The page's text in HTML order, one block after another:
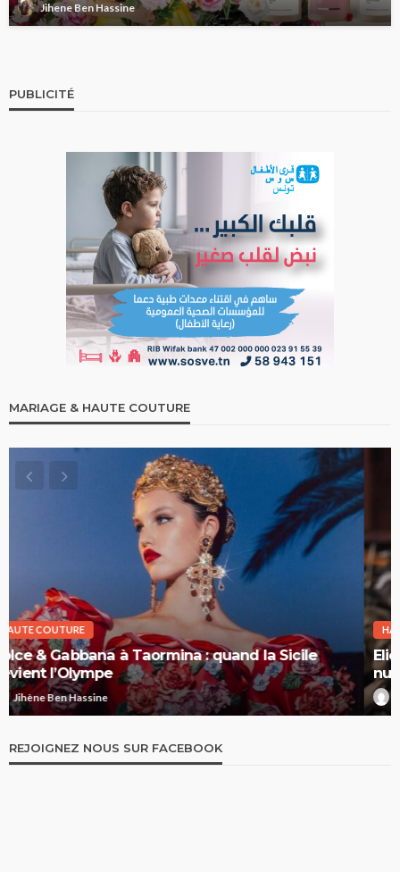
Jihene Ben Hassine
PUBLICITÉ
MARIAGE & HAUTE COUTURE
HAUTE COUTURE
Elie Saab Haute Couture Printemps-Été 2026 : la
nuit comme territoire de liberté
Jihène Ben Hassine
REJOIGNEZ NOUS SUR FACEBOOK